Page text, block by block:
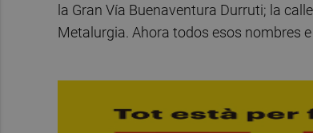
la Gran Vía Buenaventura Durruti; la
Metalurgia. Ahora todos esos nombres